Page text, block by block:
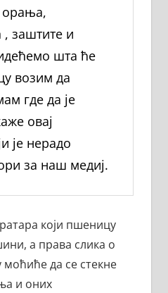
орања,
заштите и
шта ће
возим да
где да је
овај
је нерадо
за наш медиј.
који пшеницу
а права слика о
да се стекне
и оних